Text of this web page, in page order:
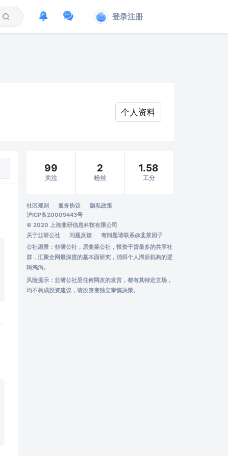
登录注册
个人资料
99
关注
2
粉丝
1.58
工分
社区规则 服务协议
隐私政策
沪ICP备20009443号
© 2020 上海韭研信息科技有限公司
关于韭研公社
问题反馈 有问题请联系@韭菜团子
公社愿景：韭研公社，原韭菜公社，投资干货最多的共享社
群，汇聚全网最深度的基本面研究，消弭个人滞后机构的逻
辑鸿沟。
风险提示：韭研公社里任何网友的发言，都有其特定立场，
均不构成投资建议，请投资者独立审慎决策。